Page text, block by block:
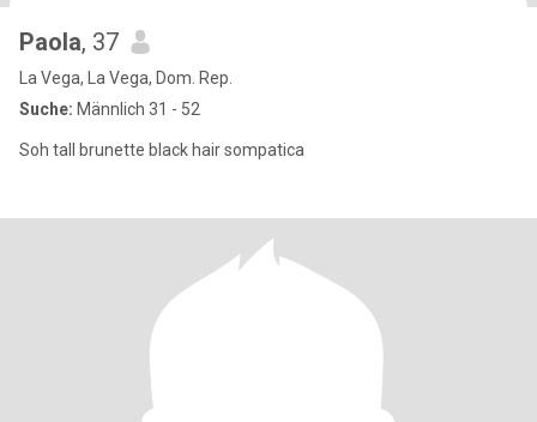
Paola, 37
La Vega, La Vega, Dom. Rep.
Suche: Männlich 31 - 52
Soh tall brunette black hair sompatica